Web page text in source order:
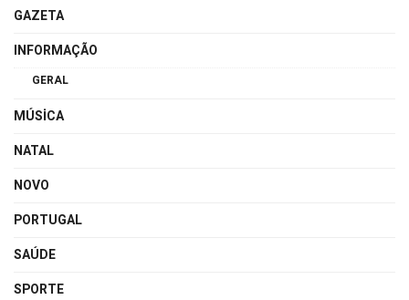
GAZETA
INFORMAÇÃO
GERAL
MÚSICA
NATAL
NOVO
PORTUGAL
SAÚDE
SPORTE